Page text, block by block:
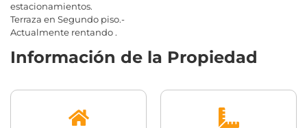
estacionamientos.
Terraza en Segundo piso.-
Actualmente rentando .
Información de la Propiedad